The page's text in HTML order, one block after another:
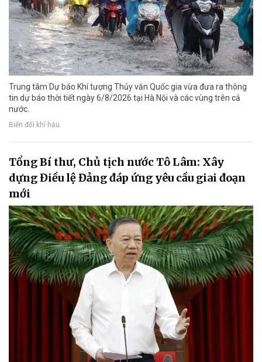
Trung tâm Dự báo Khí tượng Thủy văn Quốc gia vừa đưa ra thông
tin dự báo thời tiết ngày 6/8/2026 tại Hà Nội và các vùng trên cả
nước.
Biến đổi khí hậu
Tổng Bí thư, Chủ tịch nước Tô Lâm: Xây
dựng Điều lệ Đảng đáp ứng yêu cầu giai đoạn
mới